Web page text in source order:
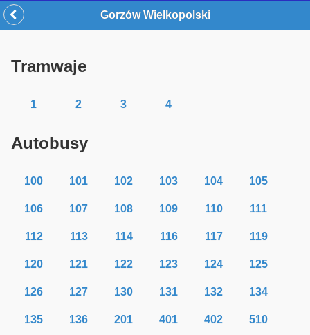
Gorzów Wielkopolski
Tramwaje
1 2 3 4
Autobusy
100 101 102 103 104 105
106 107 108 109 110 111
112 113 114 116 117 119
120 121 122 123 124 125
126 127 130 131 132 134
135 136 201 401 402 510